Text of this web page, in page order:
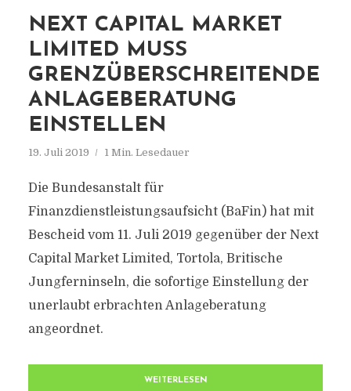
NEXT CAPITAL MARKET
LIMITED MUSS
GRENZÜBERSCHREITENDE
ANLAGEBERATUNG
EINSTELLEN
19. Juli 2019 1 Min. Lesedauer
Die Bundesanstalt für
Finanzdienstleistungsaufsicht (BaFin) hat mit
Bescheid vom 11. Juli 2019 gegenüber der Next
Capital Market Limited, Tortola, Britische
Jungferninseln, die sofortige Einstellung der
unerlaubt erbrachten Anlageberatung
angeordnet.
WEITERLESEN